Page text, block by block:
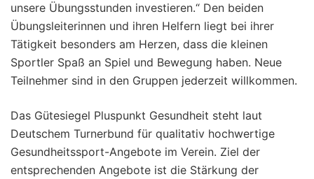
unsere Übungsstunden investieren.“ Den beiden
Übungsleiterinnen und ihren Helfern liegt bei ihrer
Tätigkeit besonders am Herzen, dass die kleinen
Sportler Spaß an Spiel und Bewegung haben. Neue
Teilnehmer sind in den Gruppen jederzeit willkommen.
Das Gütesiegel Pluspunkt Gesundheit steht laut
Deutschem Turnerbund für qualitativ hochwertige
Gesundheitssport-Angebote im Verein. Ziel der
entsprechenden Angebote ist die Stärkung der